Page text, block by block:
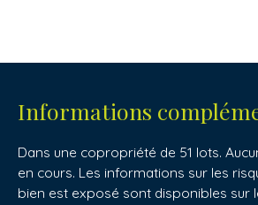
Informations
Dans une copropriété de 51 lots.
en cours. Les informations sur les
bien est exposé sont disponibles sur